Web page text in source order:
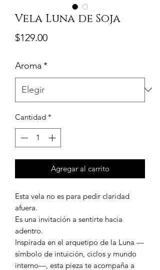
Vela Luna de Soja
$129.00Precio
Aroma *
Cantidad *
Agregar al carrito
Esta vela no es para pedir claridad
afuera.
Es una invitación a sentirte hacia
adentro.
Inspirada en el arquetipo de la Luna —
símbolo de intuición, ciclos y mundo
interno—, esta pieza te acompaña a